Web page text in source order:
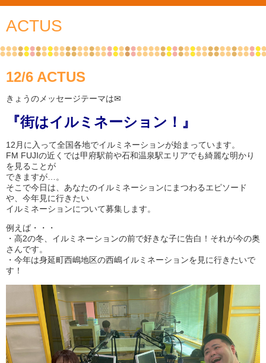
ACTUS
12/6 ACTUS
きょうのメッセージテーマは✉
『街はイルミネーション！』
12月に入って全国各地でイルミネーションが始まっています。
FM FUJIの近くでは甲府駅前や石和温泉駅エリアでも綺麗な明かり
を見ることが
できますが…。
そこで今日は、あなたのイルミネーションにまつわるエピソード
や、今年見に行きたい
イルミネーションについて募集します。
例えば・・・
・高2の冬、イルミネーションの前で好きな子に告白！それが今の奥
さんです。
・今年は身延町西嶋地区の西嶋イルミネーションを見に行きたいで
す！